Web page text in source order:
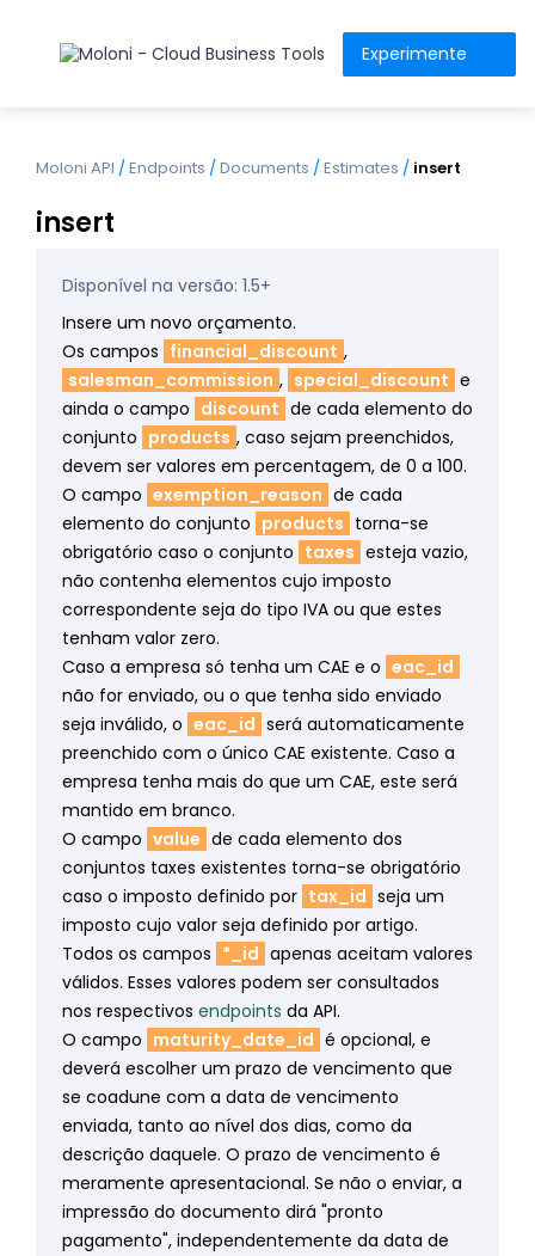
Experimente
Moloni API /Endpoints /Documents /Estimates / insert
insert
Disponível na versão: 1.5+
Insere um novo orçamento.
Os campos financial_discount ,
salesman_commission , special_discount e
ainda o campo discount de cada elemento do
conjunto products , caso sejam preenchidos,
devem ser valores em percentagem, de 0 a 100.
O campo exemption_reason de cada
elemento do conjunto products torna-se
obrigatório caso o conjunto taxes esteja vazio,
não contenha elementos cujo imposto
correspondente seja do tipo IVA ou que estes
tenham valor zero.
Caso a empresa só tenha um CAE e o eac_id
não for enviado, ou o que tenha sido enviado
seja inválido, o eac_id será automaticamente
preenchido com o único CAE existente. Caso a
empresa tenha mais do que um CAE, este será
mantido em branco.
O campo value de cada elemento dos
conjuntos taxes existentes torna-se obrigatório
caso o imposto definido por tax_id seja um
imposto cujo valor seja definido por artigo.
Todos os campos *_id apenas aceitam valores
válidos. Esses valores podem ser consultados
nos respectivos endpoints da API.
O campo maturity_date_id é opcional, e
deverá escolher um prazo de vencimento que
se coadune com a data de vencimento
enviada, tanto ao nível dos dias, como da
descrição daquele. O prazo de vencimento é
meramente apresentacional. Se não o enviar, a
impressão do documento dirá "pronto
pagamento", independentemente da data de